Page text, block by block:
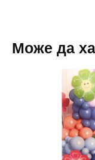
Може да